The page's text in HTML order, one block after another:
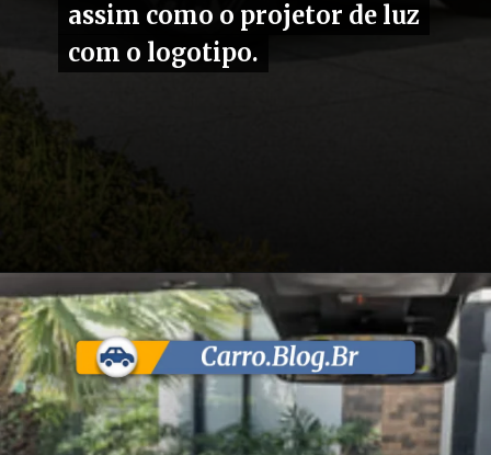
assim como o projetor de luz
com o logotipo.
assim como o projetor de luz
com o logotipo.
Opening https://carro.blog.br/mitsubishi-triton-tarmac-e-uma-versao-inspirada-na-picape-triton-katana-so-que-4x2-para-competir-com-a-ford-ranger-black.html?tipo=amp